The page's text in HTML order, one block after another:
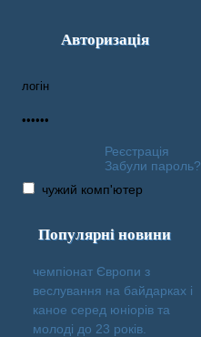
Авторизація
Реєстрація
Забули пароль?
чужий комп'ютер
Популярні новини
чемпіонат Європи з
веслування на байдарках і
каное серед юніорів та
молоді до 23 років.